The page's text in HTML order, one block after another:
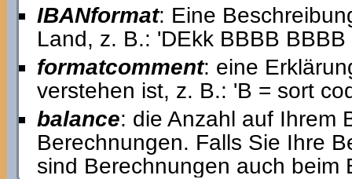
IBANformat: Eine
Land, z. B.: 'DEkk BBBB
formatcomment: eine
verstehen ist, z. B.: 'B = sort
balance: die Anzahl auf Ihrem
Berechnungen. Falls Sie Ihre
sind Berechnungen auch beim